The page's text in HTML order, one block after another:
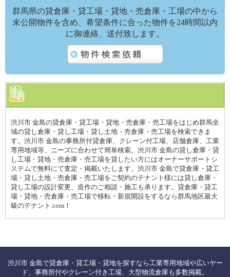
群馬県の貸倉庫・貸工場・貸地・売倉庫・工場の中から
未公開物件を含め、希望条件に合った物件を24時間以内
に御連絡、送付致します。
渋川市 金島の貸倉庫・貸工場・貸地・売倉庫・売工場をはじめ群馬全
域の貸し倉庫・貸し工場・貸し土地・売倉庫・売工場を検索できま
す。渋川市 金島の事務所付貸倉庫、クレーン付工場、店舗倉庫、工業
専用地域等、ニーズに合わせて簡単検索。渋川市 金島の貸し倉庫・貸
し工場・貸地・売倉庫・売工場を貸したい方にはオーナーサポートシ
ステムで無料にて査定・掲載いたします。渋川市 金島で貸倉庫・貸工
場・貸し土地・売倉庫・売工場をご契約のテナント様には貸し倉庫・
貸し工場の設計変更、造作のご相談・施工も承ります。貸倉庫・貸工
場・貸地・売倉庫・売工場で移転・新規開設をするなら群馬地区最大
級のテナント.com！
渋川市 金島で貸倉庫・貸工場・貸地を探すなら工業専用地域や広いヤー
ド、事務所付やクレーン付き工場、大型物流倉庫も多数掲載。